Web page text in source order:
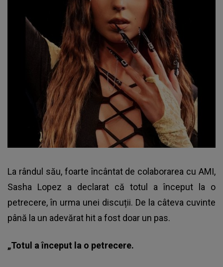
La rândul său, foarte încântat de colaborarea cu AMI,
Sasha Lopez a declarat că totul a început la o
petrecere, în urma unei discuții. De la câteva cuvinte
până la un adevărat hit a fost doar un pas.
„Totul a început la o petrecere.